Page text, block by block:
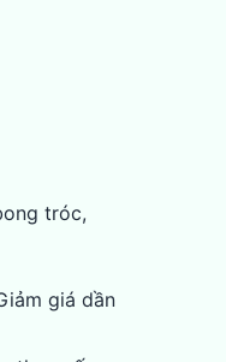
tróc,
giá dần